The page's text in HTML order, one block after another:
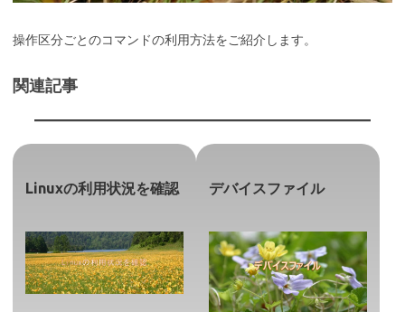
操作区分ごとのコマンドの利用方法をご紹介します。
関連記事
Linuxの利用状況を確認 デバイスファイル